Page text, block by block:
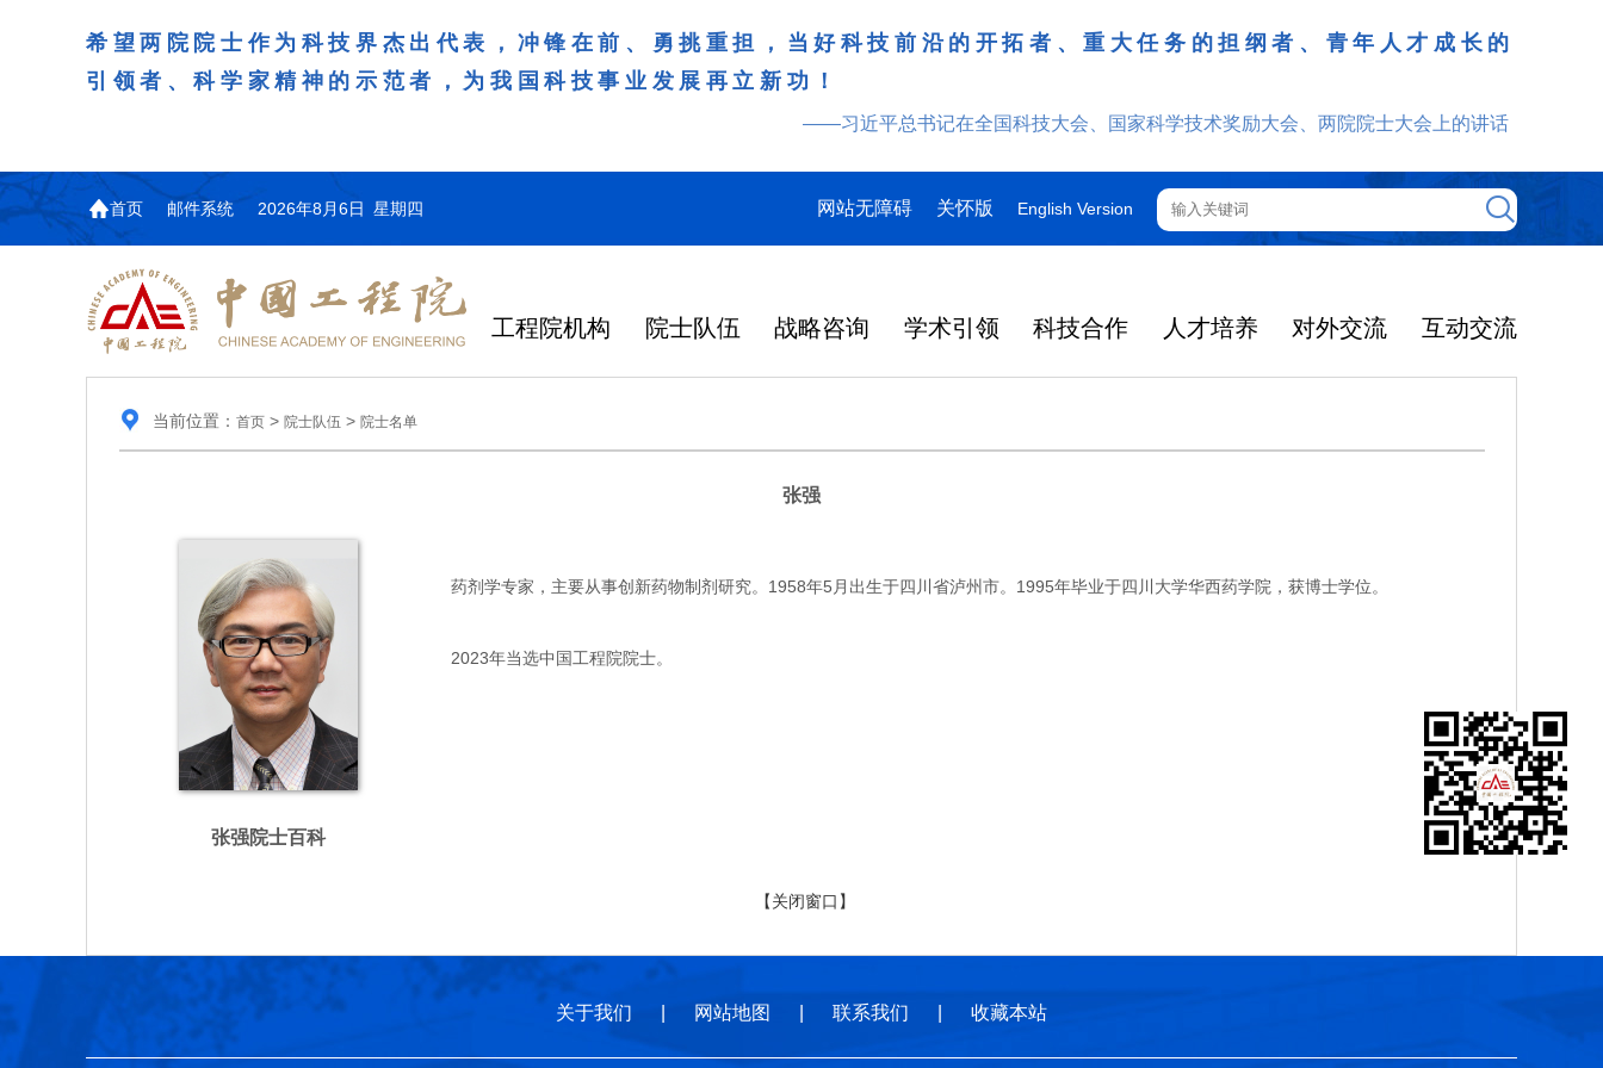
希望两院院士作为科技界杰出代表，冲锋在前、勇挑重担，当好科技前沿的开拓者、重大任务的担纲者、青年人才成长的
引领者、科学家精神的示范者，为我国科技事业发展再立新功！
——习近平总书记在全国科技大会、国家科学技术奖励大会、两院院士大会上的讲话
首页 邮件系统 2026年8月6日 星期四 网站无障碍 关怀版 English Version
工程院机构 院士队伍 战略咨询 学术引领 科技合作 人才培养 对外交流 互动交流
当前位置： 首页> 院士队伍 > 院士名单
张强
张强院士百科
药剂学专家，主要从事创新药物制剂研究。1958年5月出生于四川省泸州市。1995年毕业于四川大学华西药学院，获博士学位。
2023年当选中国工程院院士。
【关闭窗口】
关于我们 网站地图 联系我们 收藏本站